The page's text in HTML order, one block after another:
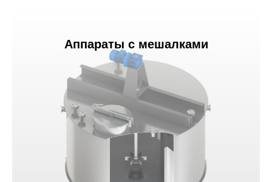
Аппараты с мешалками